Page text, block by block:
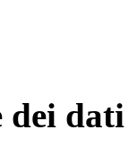
dei dati